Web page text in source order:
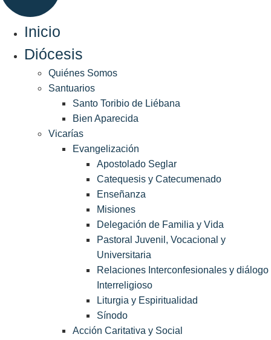
Inicio
Diócesis
Quiénes Somos
Santuarios
Santo Toribio de Liébana
Bien Aparecida
Vicarías
Evangelización
Apostolado Seglar
Catequesis y Catecumenado
Enseñanza
Misiones
Delegación de Familia y Vida
Pastoral Juvenil, Vocacional y
Universitaria
Relaciones Interconfesionales y diálogo
Interreligioso
Liturgia y Espiritualidad
Sínodo
Acción Caritativa y Social